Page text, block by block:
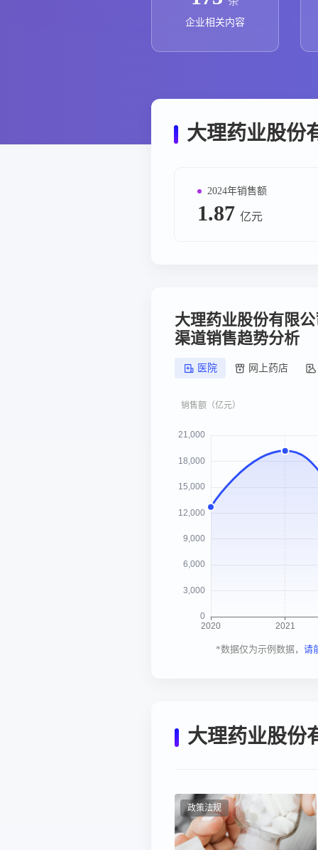
企业相关内容
大理药业股份
2024年销售额
1.87 亿元
大理药业股份有限
渠道销售趋势分析
医院 网上药店
*数据仅为示例数据， 请
大理药业股份
政策法规